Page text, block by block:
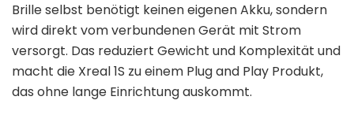
Brille selbst benötigt keinen eigenen Akku, sondern
wird direkt vom verbundenen Gerät mit Strom
versorgt. Das reduziert Gewicht und Komplexität und
macht die Xreal 1S zu einem Plug and Play Produkt,
das ohne lange Einrichtung auskommt.